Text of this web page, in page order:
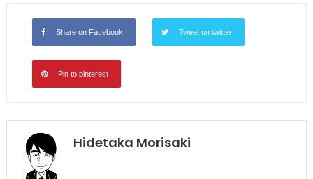
Share on Facebook Tweet on twitter
Pin to pinterest
Hidetaka Morisaki